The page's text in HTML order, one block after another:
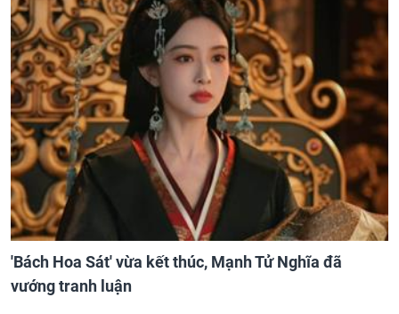
'Bách Hoa Sát' vừa kết thúc, Mạnh Tử Nghĩa đã
vướng tranh luận